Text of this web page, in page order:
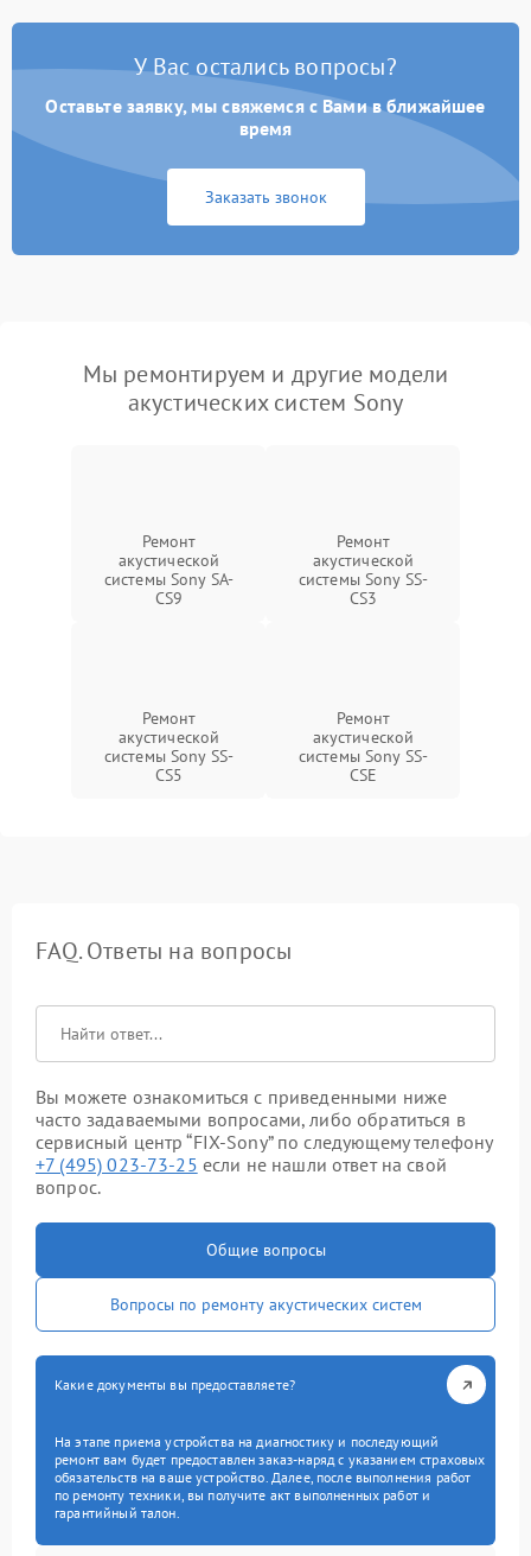
У Вас остались вопросы?
Оставьте заявку, мы свяжемся с Вами в ближайшее
время
Заказать звонок
Мы ремонтируем и другие модели
акустических систем Sony
Ремонт
акустической
системы Sony SA-
CS9
Ремонт
акустической
системы Sony SS-
CS3
Ремонт
акустической
системы Sony SS-
CS5
Ремонт
акустической
системы Sony SS-
CSE
FAQ. Ответы на вопросы
Вы можете ознакомиться с приведенными ниже
часто задаваемыми вопросами, либо обратиться в
сервисный центр “FIX-Sony” по следующему телефону
+7 (495) 023-73-25 если не нашли ответ на свой
вопрос.
Общие вопросы
Вопросы по ремонту акустических систем
Какие документы вы предоставляете?
На этапе приема устройства на диагностику и последующий
ремонт вам будет предоставлен заказ-наряд с указанием страховых
обязательств на ваше устройство. Далее, после выполнения работ
по ремонту техники, вы получите акт выполненных работ и
гарантийный талон.